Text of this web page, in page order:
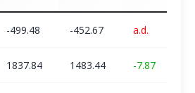
-499.48 -452.67 a.d.
1837.84 1483.44 -7.87